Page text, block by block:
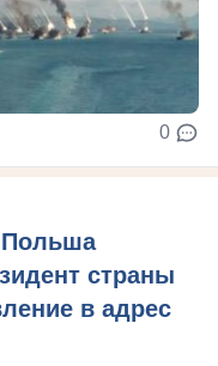
0
Польша
страны
в адрес